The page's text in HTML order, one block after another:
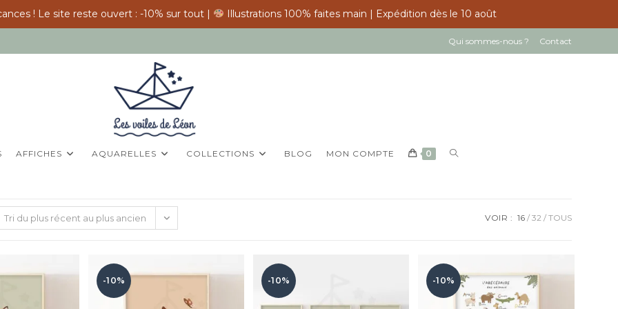
! Le site reste ouvert : -10% sur tout |
Illustrations 100% faites main | Expédition dès le 10 août
Qui sommes-nous ? Contact
AFFICHES AQUARELLES COLLECTIONS BLOG MON COMPTE 0
TOGGLE
Tri du plus récent au plus ancien VOIR : 16 32 TOUS
-10% -10% -10%